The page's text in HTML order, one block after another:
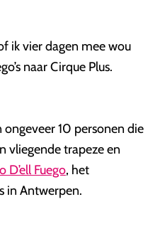
ik vier dagen mee wou
naar Cirque Plus.
ongeveer 10 personen die
vliegende trapeze en
D’ell Fuego, het
in Antwerpen.